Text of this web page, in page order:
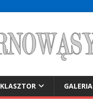
KLASZTOR